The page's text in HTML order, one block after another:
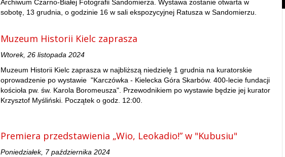
Archiwum Czarno-Białej Fotografii Sandomierza. Wystawa zostanie otwarta w
sobotę, 13 grudnia, o godzinie 16 w sali ekspozycyjnej Ratusza w Sandomierzu.
Muzeum Historii Kielc zaprasza
Wtorek, 26 listopada 2024
Muzeum Historii Kielc zaprasza w najbliższą niedzielę 1 grudnia na kuratorskie
oprowadzenie po wystawie "Karczówka - Kielecka Góra Skarbów. 400-lecie fundacji
kościoła pw. św. Karola Boromeusza". Przewodnikiem po wystawie będzie jej kurator
Krzysztof Myśliński. Początek o godz. 12:00.
Premiera przedstawienia „Wio, Leokadio!” w "Kubusiu"
Poniedziałek, 7 października 2024